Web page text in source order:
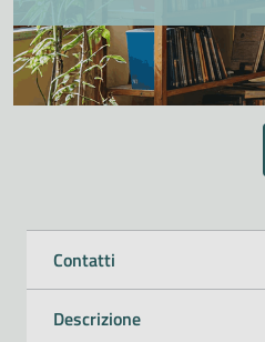
Contatti
Descrizione